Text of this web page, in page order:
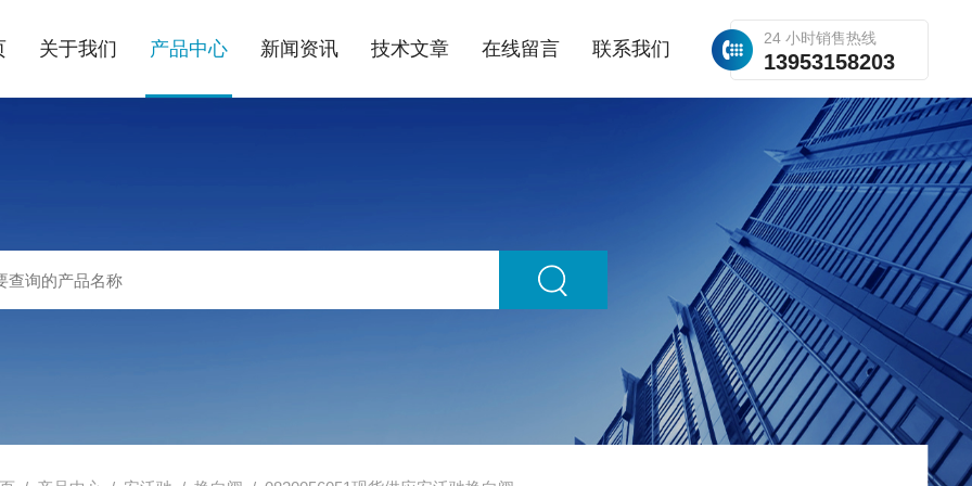
24 小时销售热线
13953158203
关于我们 产品中心 新闻资讯 技术文章 在线留言 联系我们